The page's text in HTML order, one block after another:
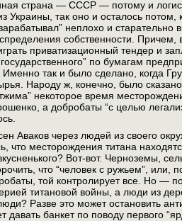
страна — СССР — потому и
Украины, так оно и осталось
неплохо и
собственности. Причем,
приватизационный тендер и
по бумагам
Именно так и было сделано, когда
Народу ж, конечно, было
некоторое время
а добробаты “с целью
Аваков через людей из своего
что месторождения титана
Вот-вот. Черноземы,
что “человек с ружьем”,
той контролирует все. Но —
титановой войны, а люди из
Разве это может остановить
давать банкет по поводу первого